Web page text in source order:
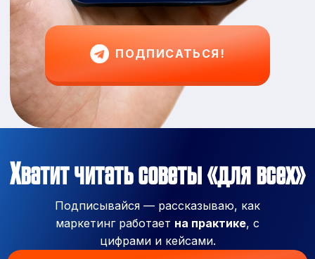
ПОДПИСАТЬСЯ!
Хватит читать советы «для всех»
Подписывайся — рассказываю, как
маркетинг работает на практике, с
цифрами и кейсами.